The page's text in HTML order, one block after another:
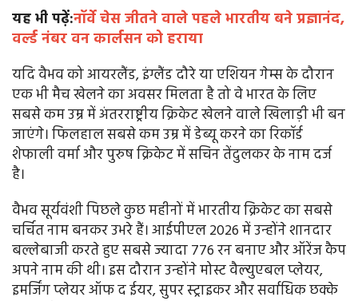
यह भी पढ़ें:नॉर्वे चेस जीतने वाले पहले भारतीय बने प्रज्ञानंद,
वर्ल्ड नंबर वन कार्लसन को हराया
यदि वैभव को आयरलैंड, इंग्लैंड दौरे या एशियन गेम्स के दौरान
एक भी मैच खेलने का अवसर मिलता है तो वे भारत के लिए
सबसे कम उम्र में अंतरराष्ट्रीय क्रिकेट खेलने वाले खिलाड़ी भी बन
जाएंगे। फिलहाल सबसे कम उम्र में डेब्यू करने का रिकॉर्ड
शेफाली वर्मा और पुरुष क्रिकेट में सचिन तेंदुलकर के नाम दर्ज
है।
वैभव सूर्यवंशी पिछले कुछ महीनों में भारतीय क्रिकेट का सबसे
चर्चित नाम बनकर उभरे हैं। आईपीएल 2026 में उन्होंने शानदार
बल्लेबाजी करते हुए सबसे ज्यादा 776 रन बनाए और ऑरेंज कैप
अपने नाम की थी। इस दौरान उन्होंने मोस्ट वैल्युएबल प्लेयर,
इमर्जिंग प्लेयर ऑफ द ईयर, सुपर स्ट्राइकर और सर्वाधिक छक्के